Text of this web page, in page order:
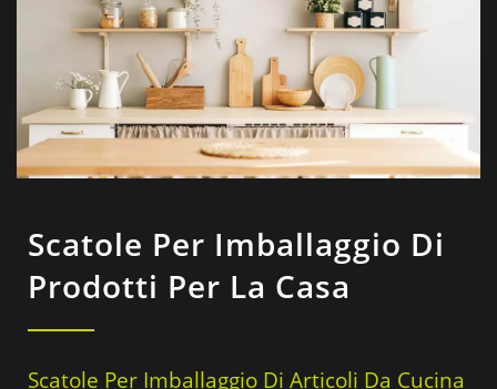
Scatole Per Imballaggio Di
Prodotti Per La Casa
Scatole Per Imballaggio Di Articoli Da Cucina